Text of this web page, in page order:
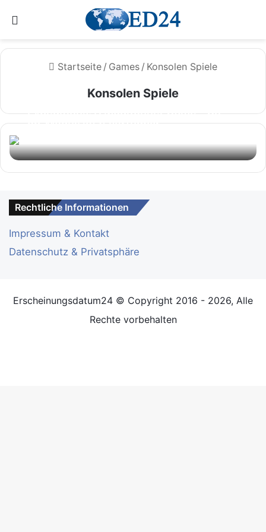
Startseite / Games / Konsolen Spiele
Konsolen Spiele
Expeditions: A MudRunner Game – Co-
op-Modus jetzt verfügbar
Rechtliche Informationen
Impressum & Kontakt
Datenschutz & Privatsphäre
Erscheinungsdatum24 © Copyright 2016 - 2026, Alle
Rechte vorbehalten